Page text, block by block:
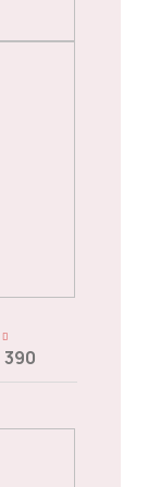
390